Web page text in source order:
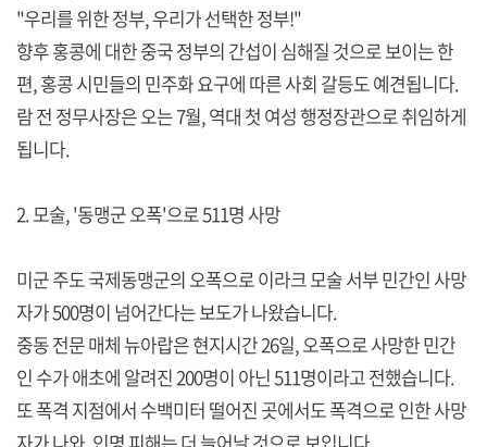
"우리를 위한 정부, 우리가 선택한 정부!"
향후 홍콩에 대한 중국 정부의 간섭이 심해질 것으로 보이는 한
편, 홍콩 시민들의 민주화 요구에 따른 사회 갈등도 예견됩니다.
람 전 정무사장은 오는 7월, 역대 첫 여성 행정장관으로 취임하게
됩니다.
2. 모술, '동맹군 오폭'으로 511명 사망
미군 주도 국제동맹군의 오폭으로 이라크 모술 서부 민간인 사망
자가 500명이 넘어간다는 보도가 나왔습니다.
중동 전문 매체 뉴아랍은 현지시간 26일, 오폭으로 사망한 민간
인 수가 애초에 알려진 200명이 아닌 511명이라고 전했습니다.
또 폭격 지점에서 수백미터 떨어진 곳에서도 폭격으로 인한 사망